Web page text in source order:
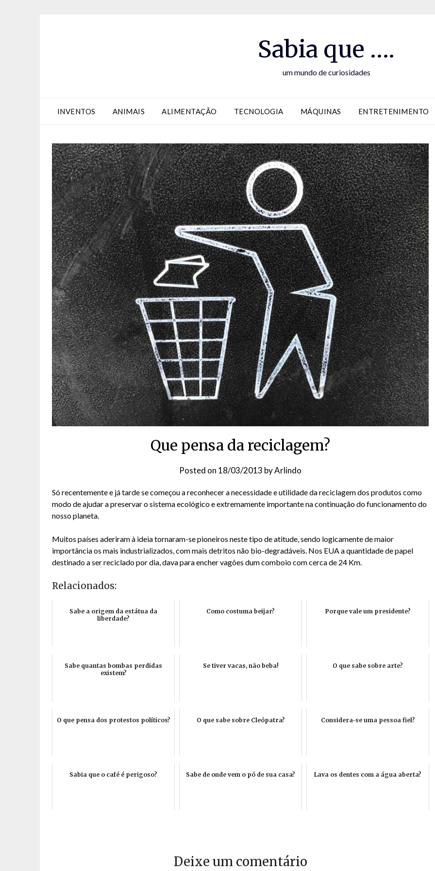
Sabia que ….
um mundo de curiosidades
INVENTOS ANIMAIS ALIMENTAÇÃO TECNOLOGIA MÁQUINAS ENTRETENIMENTO
Que pensa da reciclagem?
Posted on 18/03/2013 byArlindo
Só recentemente e já tarde se começou a reconhecer a necessidade e utilidade da reciclagem dos produtos como
modo de ajudar a preservar o sistema ecológico e extremamente importante na continuação do funcionamento do
nosso planeta.
Muitos países aderiram à ideia tornaram-se pioneiros neste tipo de atitude, sendo logicamente de maior
importância os mais industrializados, com mais detritos não bio-degradáveis. Nos EUA a quantidade de papel
destinado a ser reciclado por dia, dava para encher vagões dum comboio com cerca de 24 Km.
Relacionados:
Sabe a origem da estátua da
liberdade?
Como costuma beijar? Porque vale um presidente?
Sabe quantas bombas perdidas
existem?
Se tiver vacas, não beba! O que sabe sobre arte?
O que pensa dos protestos políticos? O que sabe sobre Cleópatra? Considera-se uma pessoa fiel?
Sabia que o café é perigoso? Sabe de onde vem o pó de sua casa? Lava os dentes com a água aberta?
Deixe um comentário